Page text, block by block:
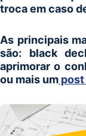
troca em caso
As principais
são: black
aprimorar o
ou mais um post